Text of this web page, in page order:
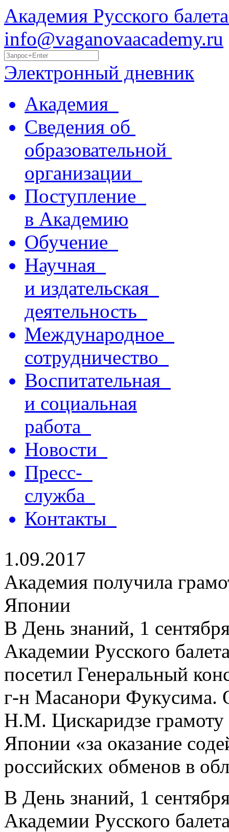
Академия Русского
info@vaganovaacademy.ru
Электронный дневник
Академия
Сведения об
образовательной
организации
Поступление
в Академию
Обучение
Научная
и издательская
деятельность
Международное
сотрудничество
Воспитательная
и социальная
работа
Новости
Пресс-
служба
Контакты
1.09.2017
Академия получила
Японии
В День знаний, 1
Академии Русского
посетил Генеральный
г-н Масанори Фукусима.
Н.М. Цискаридзе
Японии «за оказание
российских обменов в
В День знаний, 1
Академии Русского